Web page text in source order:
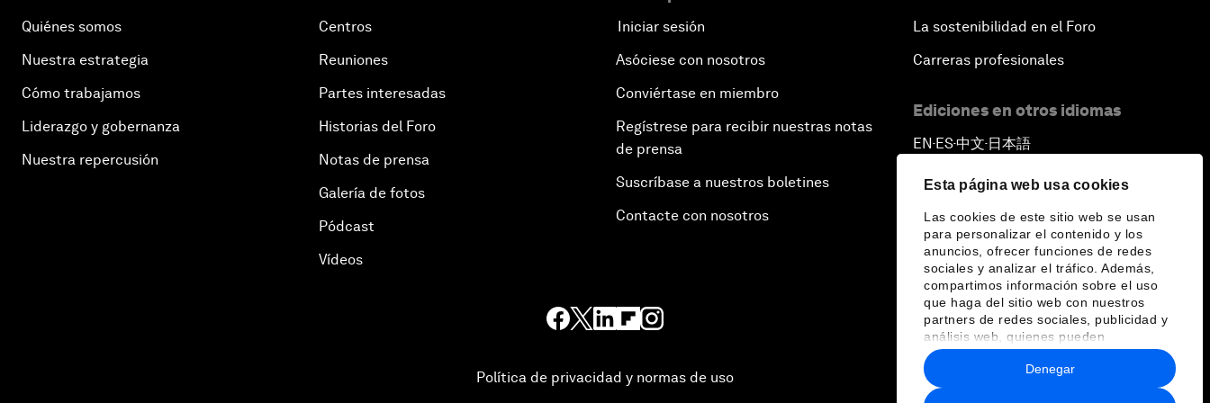
Esta página web usa cookies
Las cookies de este sitio web se usan
para personalizar el contenido y los
anuncios, ofrecer funciones de redes
sociales y analizar el tráfico. Además,
compartimos información sobre el uso
que haga del sitio web con nuestros
partners de redes sociales, publicidad y
análisis web, quienes pueden
combinarla con otra información que les
haya proporcionado o que hayan
recopilado a partir del uso que haya
Denegar
Quiénes somos
Nuestra estrategia
Cómo trabajamos
Liderazgo y gobernanza
Nuestra repercusión
Centros
Reuniones
Partes interesadas
Historias del Foro
Notas de prensa
Galería de fotos
Pódcast
Vídeos
Iniciar sesión
Asóciese con nosotros
Conviértase en miembro
Regístrese para recibir nuestras notas
de prensa
Suscríbase a nuestros boletines
Contacte con nosotros
La sostenibilidad en el Foro
Carreras profesionales
Ediciones en otros idiomas
EN ▪ ES▪中文▪ 日本語
Política de privacidad y normas de uso